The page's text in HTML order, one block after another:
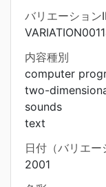
バリエーション
内容種別
computer
two-
sounds
text
日付（バリエー
2001